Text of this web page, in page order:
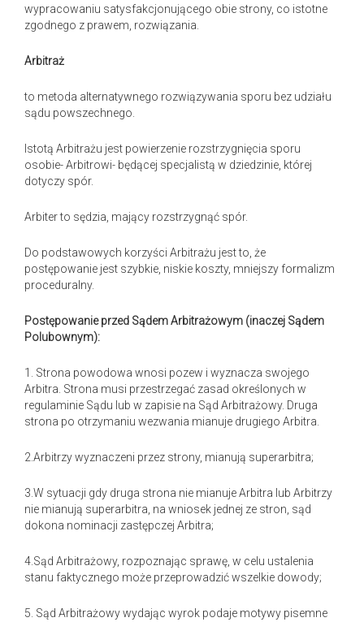
wypracowaniu satysfakcjonującego obie strony, co istotne
zgodnego z prawem, rozwiązania.
Arbitraż
to metoda alternatywnego rozwiązywania sporu bez udziału
sądu powszechnego.
Istotą Arbitrażu jest powierzenie rozstrzygnięcia sporu
osobie- Arbitrowi- będącej specjalistą w dziedzinie, której
dotyczy spór.
Arbiter to sędzia, mający rozstrzygnąć spór.
Do podstawowych korzyści Arbitrażu jest to, że
postępowanie jest szybkie, niskie koszty, mniejszy formalizm
proceduralny.
Postępowanie przed Sądem Arbitrażowym (inaczej Sądem
Polubownym):
1. Strona powodowa wnosi pozew i wyznacza swojego
Arbitra. Strona musi przestrzegać zasad określonych w
regulaminie Sądu lub w zapisie na Sąd Arbitrażowy. Druga
strona po otrzymaniu wezwania mianuje drugiego Arbitra.
2.Arbitrzy wyznaczeni przez strony, mianują superarbitra;
3.W sytuacji gdy druga strona nie mianuje Arbitra lub Arbitrzy
nie mianują superarbitra, na wniosek jednej ze stron, sąd
dokona nominacji zastępczej Arbitra;
4.Sąd Arbitrażowy, rozpoznając sprawę, w celu ustalenia
stanu faktycznego może przeprowadzić wszelkie dowody;
5. Sąd Arbitrażowy wydając wyrok podaje motywy pisemne